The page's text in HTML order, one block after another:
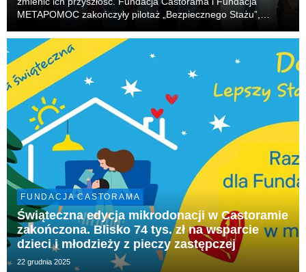
METAPOMOC zakończyły pilotaż „Bezpiecznego Stażu”,
dorosłe życie – z opieką, mentoringiem i bezpieczną prze...
FUNDACJA CASTORAMA
Świąteczna edycja mikrodonacji w Castoramie
zakończona. Blisko 74 tys. zł na wsparcie
dzieci i młodzieży z pieczy zastępczej
22 grudnia 2025